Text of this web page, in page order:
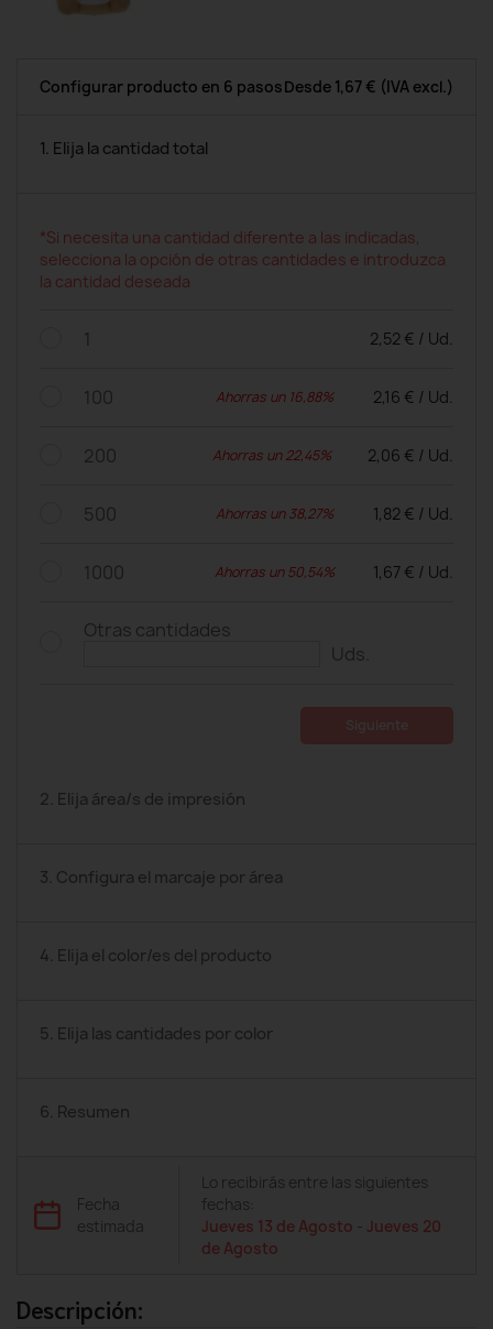
Configurar producto en 6 pasosDesde 1,67 € (IVA excl.)
1. Elija la cantidad total
*Si necesita una cantidad diferente a las indicadas,
selecciona la opción de otras cantidades e introduzca
la cantidad deseada
1 2,52 € / Ud.
100 Ahorras un 16,88% 2,16 € / Ud.
200 Ahorras un 22,45% 2,06 € / Ud.
500 Ahorras un 38,27% 1,82 € / Ud.
1000 Ahorras un 50,54% 1,67 € / Ud.
Otras cantidades
Uds.
2. Elija área/s de impresión
3. Configura el marcaje por área
4. Elija el color/es del producto
5. Elija las cantidades por color
6. Resumen
Fecha
estimada
Lo recibirás entre las siguientes
fechas:
Jueves 13 de Agosto - Jueves 20
de Agosto
Descripción: